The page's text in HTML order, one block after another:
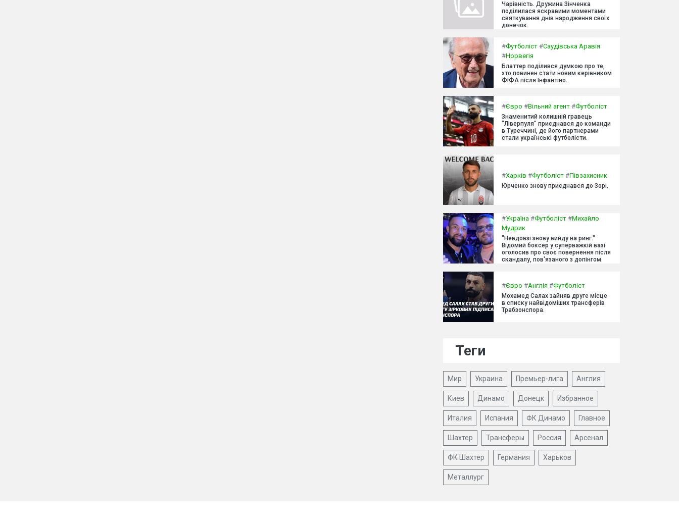
Чарівність. Дружина Зінченка
поділилася яскравими моментами
святкування днів народження своїх
донечок.
#Футболіст #Саудівська Аравія
#Норвегія
Блаттер поділився думкою про те,
хто повинен стати новим керівником
ФІФА після Інфантіно.
#Євро #Вільний агент #Футболіст
Знаменитий колишній гравець
"Ліверпуля" приєднався до команди
в Туреччині, де його партнерами
стали українські футболісти.
#Харків #Футболіст #Півзахисник
Юрченко знову приєднався до Зорі.
#Україна #Футболіст #Михайло
Мудрик
"Невдовзі знову вийду на ринг."
Відомий боксер у суперважкій вазі
оголосив про своє повернення після
скандалу, пов'язаного з допінгом.
#Євро #Англія #Футболіст
Мохамед Салах зайняв друге місце
в списку найвідоміших трансферів
Трабзонспора.
Теги
Мир Украина Премьер-лига Англия
Киев Динамо Донецк Избранное
Италия Испания ФК Динамо Главное
Шахтер Трансферы Россия Арсенал
ФК Шахтер Германия Харьков
Металлург